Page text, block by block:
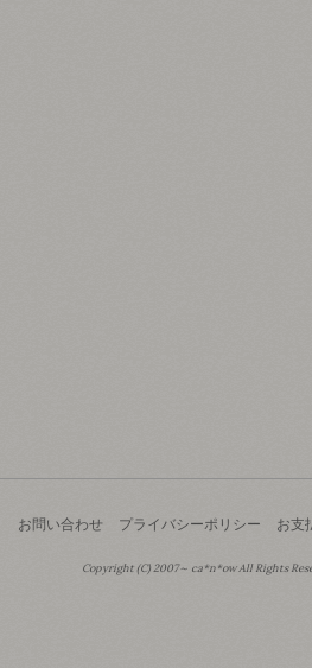
お問い合わせ プライバシーポリシー お支
Copyright (C) 2007～ ca*n*ow All Rights